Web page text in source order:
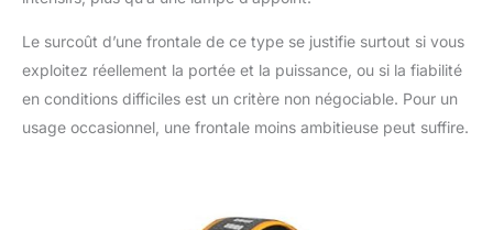
Le surcoût d’une frontale de ce type se justifie surtout si vous
exploitez réellement la portée et la puissance, ou si la fiabilité
en conditions difficiles est un critère non négociable. Pour un
usage occasionnel, une frontale moins ambitieuse peut suffire.